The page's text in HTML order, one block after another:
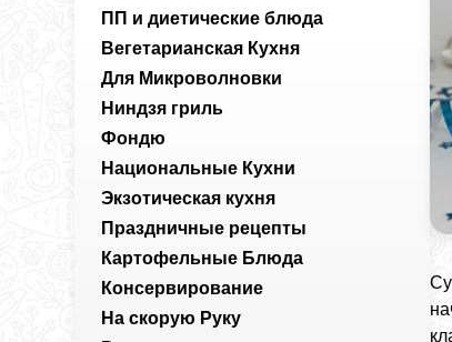
ПП и диетические блюда
Вегетарианская Кухня
Для Микроволновки
Ниндзя гриль
Фондю
Национальные Кухни
Экзотическая кухня
Праздничные рецепты
Картофельные Блюда
Консервирование
На скорую Руку